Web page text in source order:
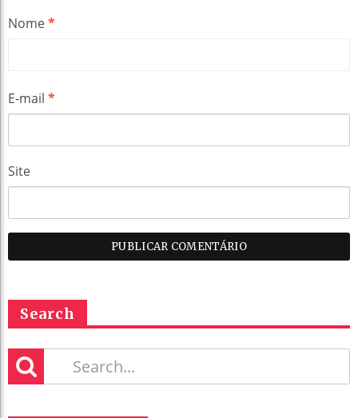
Nome*
E-mail *
Site
Search